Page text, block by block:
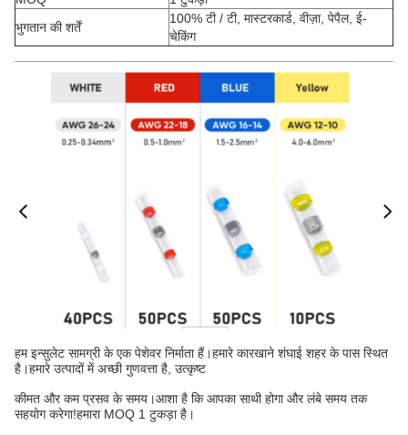
भुगतान की शर्तें
100% टी / टी, मास्टरकार्ड, वीज़ा, पेपैल, ई-
चेकिंग
हम इन्सुलेट सामग्री के एक पेशेवर निर्माता हैं।हमारे कारखाने शंघाई शहर के पास स्थित
है।हमारे उत्पादों में अच्छी गुणवत्ता है, उत्कृष्ट
कीमत और कम प्रसव के समय।आशा है कि आपका साथी होगा और लंबे समय तक
सहयोग करेगा!हमारा MOQ 1 टुकड़ा है।